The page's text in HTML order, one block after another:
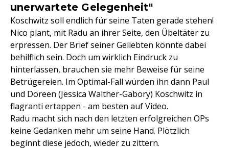
unerwartete Gelegenheit"
Koschwitz soll endlich für seine Taten gerade stehen!
Nico plant, mit Radu an ihrer Seite, den Übeltäter zu
erpressen. Der Brief seiner Geliebten könnte dabei
behilflich sein. Doch um wirklich Eindruck zu
hinterlassen, brauchen sie mehr Beweise für seine
Betrügereien. Im Optimal-Fall würden ihn dann Paul
und Doreen (Jessica Walther-Gabory) Koschwitz in
flagranti ertappen - am besten auf Video.
Radu macht sich nach den letzten erfolgreichen OPs
keine Gedanken mehr um seine Hand. Plötzlich
beginnt diese jedoch, wieder zu zittern.